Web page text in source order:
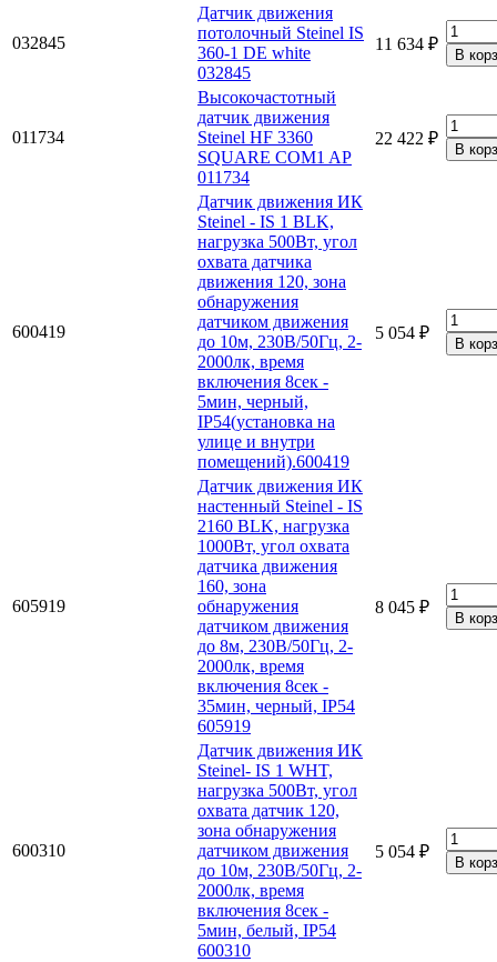
032845
Датчик движения
потолочный Steinel IS
360-1 DE white
032845
11 634 ₽
011734
Высокочастотный
датчик движения
Steinel HF 3360
SQUARE COM1 AP
011734
22 422 ₽
600419
Датчик движения ИК
Steinel - IS 1 BLK,
нагрузка 500Вт, угол
охвата датчика
движения 120, зона
обнаружения
датчиком движения
до 10м, 230В/50Гц, 2-
2000лк, время
включения 8сек -
5мин, черный,
IP54(установка на
улице и внутри
помещений).600419
5 054 ₽
605919
Датчик движения ИК
настенный Steinel - IS
2160 BLK, нагрузка
1000Вт, угол охвата
датчика движения
160, зона
обнаружения
датчиком движения
до 8м, 230В/50Гц, 2-
2000лк, время
включения 8сек -
35мин, черный, IP54
605919
8 045 ₽
600310
Датчик движения ИК
Steinel- IS 1 WHT,
нагрузка 500Вт, угол
охвата датчик 120,
зона обнаружения
датчиком движения
до 10м, 230В/50Гц, 2-
2000лк, время
включения 8сек -
5мин, белый, IP54
600310
5 054 ₽